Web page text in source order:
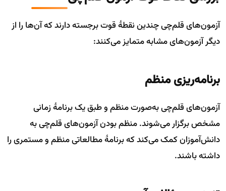
آزمون‌های قلم‌چی چندین نقطهٔ قوت برجسته دارند که آن‌ها را از
دیگر آزمون‌های مشابه متمایز می‌کنند:
برنامه‌ریزی منظم
آزمون‌های قلم‌چی به‌صورت منظم و طبق یک برنامهٔ زمانی
مشخص برگزار می‌شوند. منظم بودن آزمون‌های قلم‌چی به
دانش‌آموزان کمک می‌کند که برنامهٔ مطالعاتی منظم و مستمری را
داشته باشند.